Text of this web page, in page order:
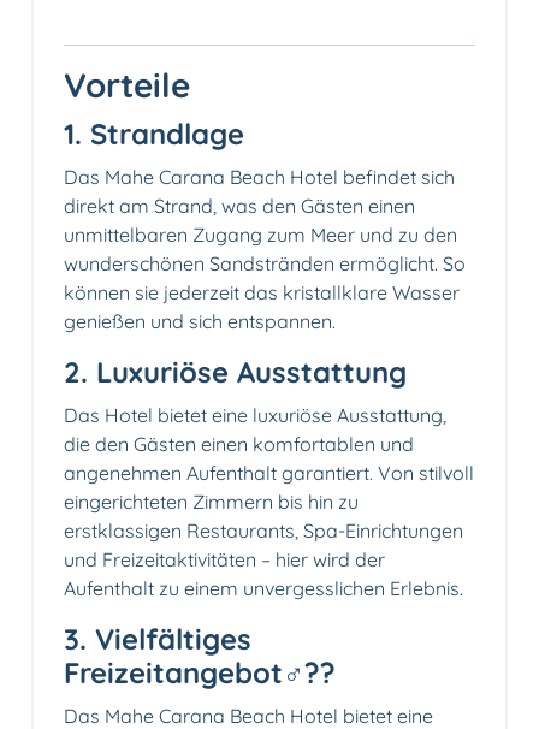
Vorteile
1. Strandlage️
Das Mahe Carana Beach Hotel befindet sich
direkt am Strand, was den Gästen einen
unmittelbaren Zugang zum Meer und zu den
wunderschönen Sandstränden ermöglicht. So
können sie jederzeit das kristallklare Wasser
genießen und sich entspannen.
2. Luxuriöse Ausstattung
Das Hotel bietet eine luxuriöse Ausstattung,
die den Gästen einen komfortablen und
angenehmen Aufenthalt garantiert. Von stilvoll
eingerichteten Zimmern bis hin zu
erstklassigen Restaurants, Spa-Einrichtungen
und Freizeitaktivitäten – hier wird der
Aufenthalt zu einem unvergesslichen Erlebnis.
3. Vielfältiges
Freizeitangebot‍♂️??
Das Mahe Carana Beach Hotel bietet eine